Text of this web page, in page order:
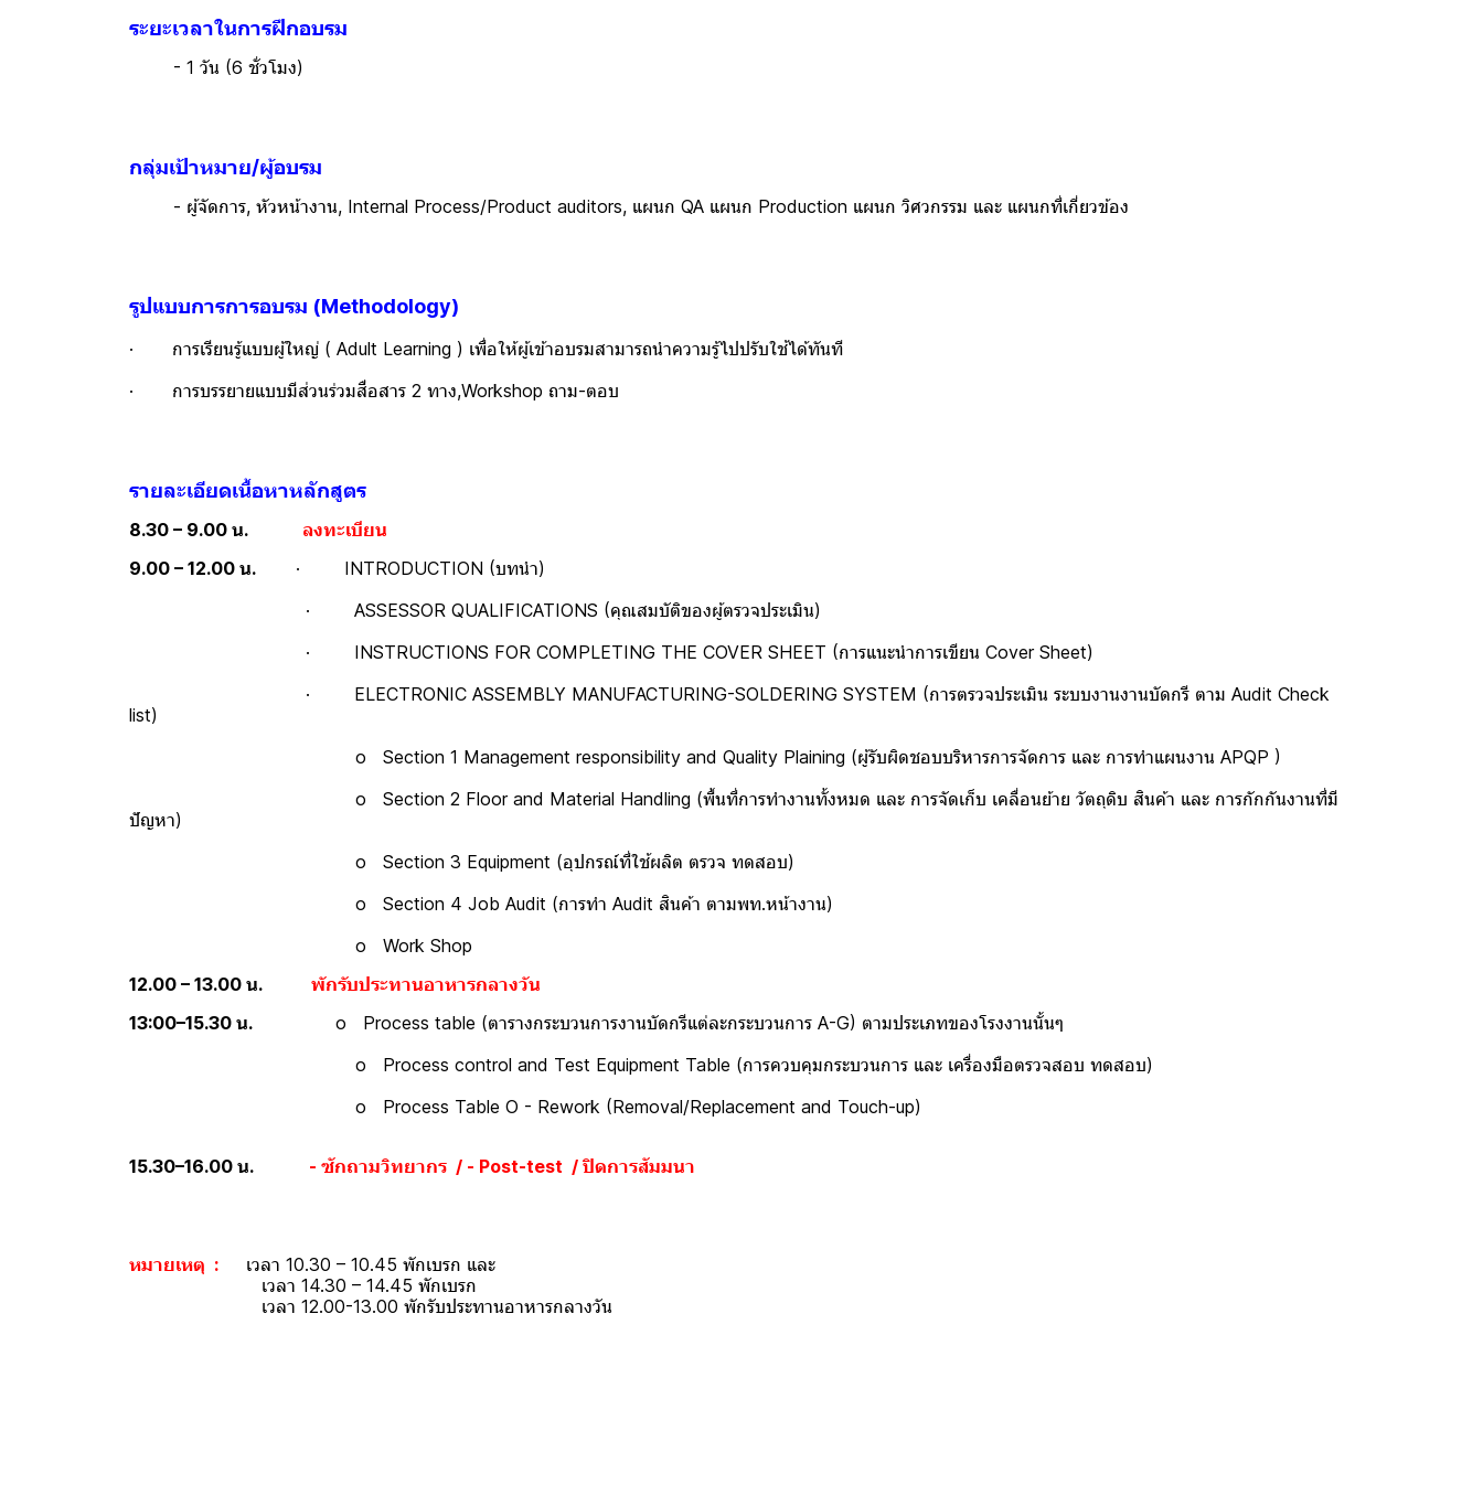
ระยะเวลาในการฝึกอบรม
- 1 วัน (6 ชั่วโมง)
กลุ่มเป้าหมาย/ผู้อบรม
- ผู้จัดการ, หัวหน้างาน, Internal Process/Product auditors, แผนก QA แผนก Production แผนก วิศวกรรม และ แผนกที่เกี่ยวข้อง
รูปแบบการการอบรม (Methodology)
· การเรียนรู้แบบผู้ใหญ่ ( Adult Learning ) เพื่อให้ผู้เข้าอบรมสามารถนำความรู้ไปปรับใช้ได้ทันที
· การบรรยายแบบมีส่วนร่วมสื่อสาร 2 ทาง,Workshop ถาม-ตอบ
รายละเอียดเนื้อหาหลักสูตร
8.30 – 9.00 น.
ลงทะเบียน
9.00 – 12.00 น. · INTRODUCTION (บทนำ)
· ASSESSOR QUALIFICATIONS (คุณสมบัติของผู้ตรวจประเมิน)
· INSTRUCTIONS FOR COMPLETING THE COVER SHEET (การแนะนำการเขียน Cover Sheet)
· ELECTRONIC ASSEMBLY MANUFACTURING-SOLDERING SYSTEM (การตรวจประเมิน ระบบงานงานบัดกรี ตาม Audit Check
list)
o Section 1 Management responsibility and Quality Plaining (ผู้รับผิดชอบบริหารการจัดการ และ การทำแผนงาน APQP )
o Section 2 Floor and Material Handling (พื้นที่การทำงานทั้งหมด และ การจัดเก็บ เคลื่อนย้าย วัตถุดิบ สินค้า และ การกักกันงานที่มี
ปัญหา)
o Section 3 Equipment (อุปกรณ์ที่ใช้ผลิต ตรวจ ทดสอบ)
o Section 4 Job Audit (การทำ Audit สินค้า ตามพท.หน้างาน)
o Work Shop
12.00 – 13.00 น.
พักรับประทานอาหารกลางวัน
13:00–15.30 น. o Process table (ตารางกระบวนการงานบัดกรีแต่ละกระบวนการ A-G) ตามประเภทของโรงงานนั้นๆ
o Process control and Test Equipment Table (การควบคุมกระบวนการ และ เครื่องมือตรวจสอบ ทดสอบ)
o Process Table O - Rework (Removal/Replacement and Touch-up)
15.30–16.00 น. - ซักถามวิทยากร / - Post-test / ปิดการสัมมนา
หมายเหตุ : เวลา 10.30 – 10.45 พักเบรก และ
เวลา 14.30 – 14.45 พักเบรก
เวลา 12.00-13.00 พักรับประทานอาหารกลางวัน